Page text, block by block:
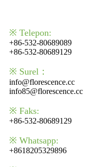
※ Telepon:
+86-532-80689089
+86-532-80689129
※ Surel：
info@florescence.cc
info85@florescence.cc
※ Faks:
+86-532-80689129
※ Whatsapp:
+8618205329896